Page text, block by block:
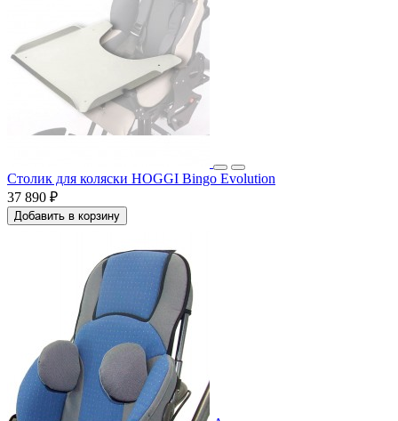
Столик для коляски HOGGI Bingo Evolution
37 890 ₽
Добавить в корзину